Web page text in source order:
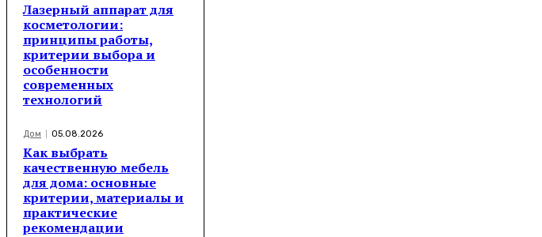
Лазерный аппарат для
косметологии:
принципы работы,
критерии выбора и
особенности
современных
технологий
Дом 05.08.2026
Как выбрать
качественную мебель
для дома: основные
критерии, материалы и
практические
рекомендации